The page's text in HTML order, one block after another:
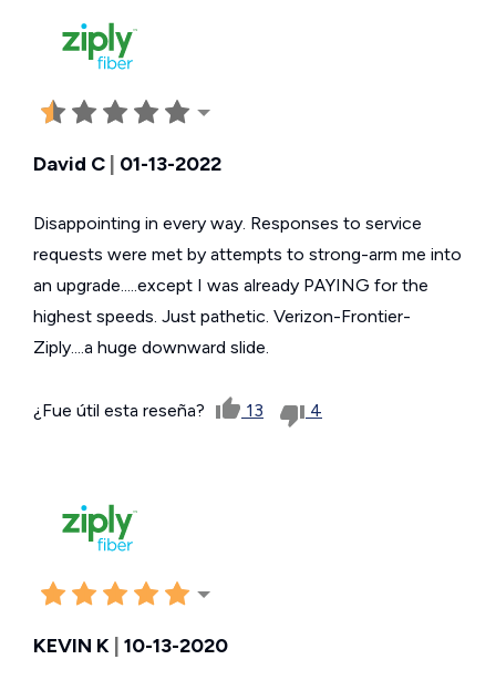
David C 01-13-2022
Disappointing in every way. Responses to service
requests were met by attempts to strong-arm me into
an upgrade.....except I was already PAYING for the
highest speeds. Just pathetic. Verizon-Frontier-
Ziply....a huge downward slide.
¿Fue útil esta reseña? 13 4
KEVIN K | 10-13-2020